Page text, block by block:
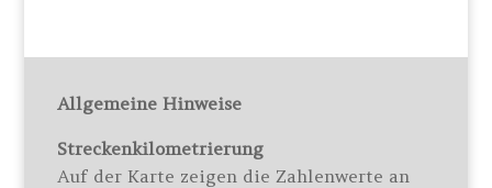
Allgemeine Hinweise
Streckenkilometrierung
Auf der Karte zeigen die Zahlenwerte an